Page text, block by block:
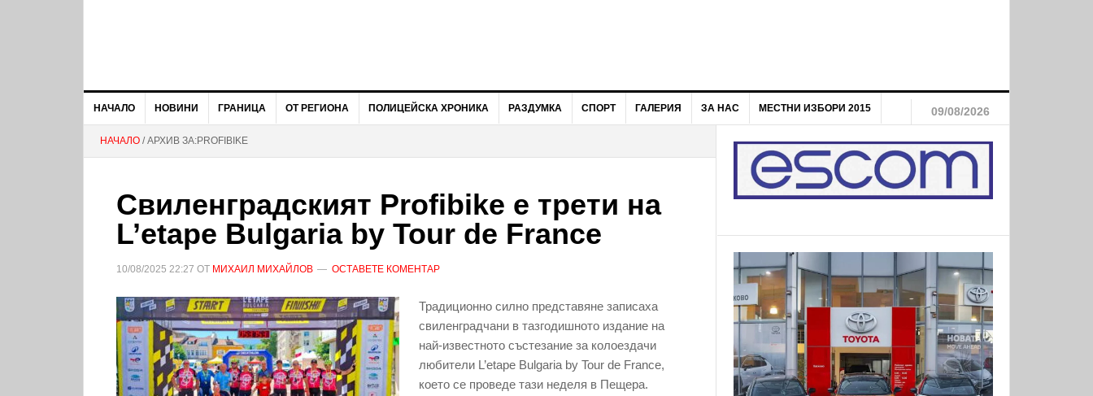
НАЧАЛО НОВИНИ ГРАНИЦА ОТ РЕГИОНА ПОЛИЦЕЙСКА ХРОНИКА РАЗДУМКА СПОРТ ГАЛЕРИЯ ЗА НАС МЕСТНИ ИЗБОРИ 2015 09/08/2026
НАЧАЛО / АРХИВ ЗА:PROFIBIKE
Свиленградският Profibike е трети на
L’etape Bulgaria by Tour de France
10/08/2025 22:27 ОТ МИХАИЛ МИХАЙЛОВ ОСТАВЕТЕ КОМЕНТАР
Традиционно силно представяне записаха
свиленградчани в тазгодишното издание на
най-известното състезание за колоездачи
любители L’etape Bulgaria by Tour de France,
което се проведе тази неделя в Пещера.